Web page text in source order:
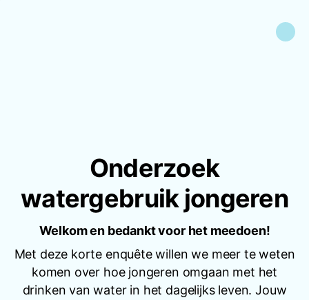
Onderzoek
watergebruik jongeren
Welkom en bedankt voor het meedoen!
Met deze korte enquête willen we meer te weten
komen over hoe jongeren omgaan met het
drinken van water in het dagelijks leven. Jouw